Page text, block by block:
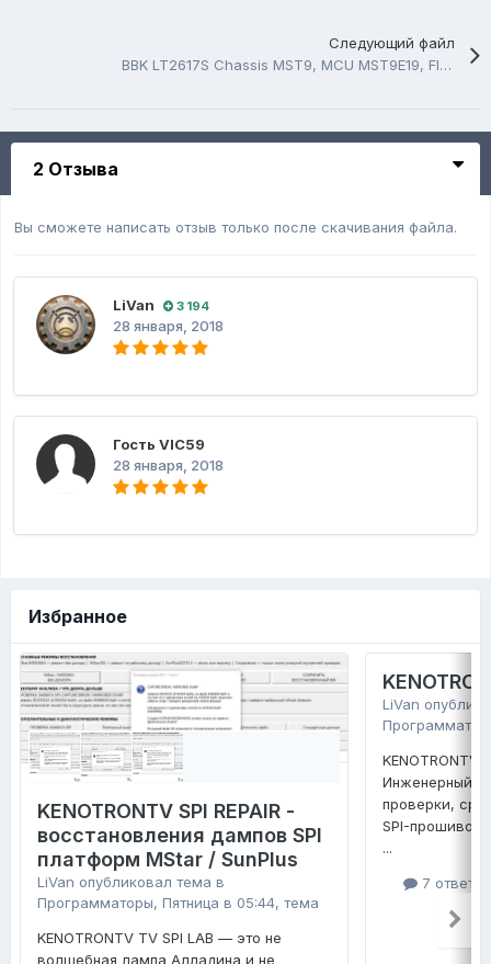
Следующий файл
BBK LT2617S Chassis MST9, MCU MST9E19, Flash A25L40PUO
2 Отзыва
Вы сможете написать отзыв только после скачивания файла.
LiVan 3 194
28 января, 2018
Гость VIC59
28 января, 2018
Избранное
KENOTRONTV SPI REPAIR -
восстановления дампов SPI
платформ MStar / SunPlus
LiVan опубликовал тема в
Программаторы, Пятница в 05:44, тема
KENOTRONTV TV SPI LAB — это не
волшебная лампа Алладина и не
LiVan
KENOTRONTV
Инженерный
проверки,
SPI-прошивок
...
7 ответов